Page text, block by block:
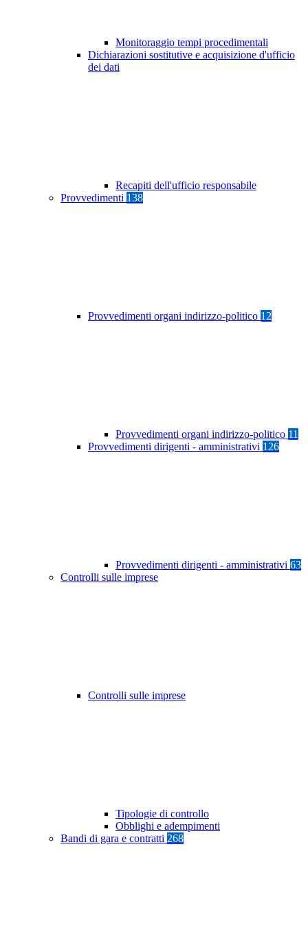
Monitoraggio tempi procedimentali
Dichiarazioni sostitutive e acquisizione d'ufficio
dei dati
Recapiti dell'ufficio responsabile
Provvedimenti 138
Provvedimenti organi indirizzo-politico 12
Provvedimenti organi indirizzo-politico 11
Provvedimenti dirigenti - amministrativi 126
Provvedimenti dirigenti - amministrativi 63
Controlli sulle imprese
Controlli sulle imprese
Tipologie di controllo
Obblighi e adempimenti
Bandi di gara e contratti 268